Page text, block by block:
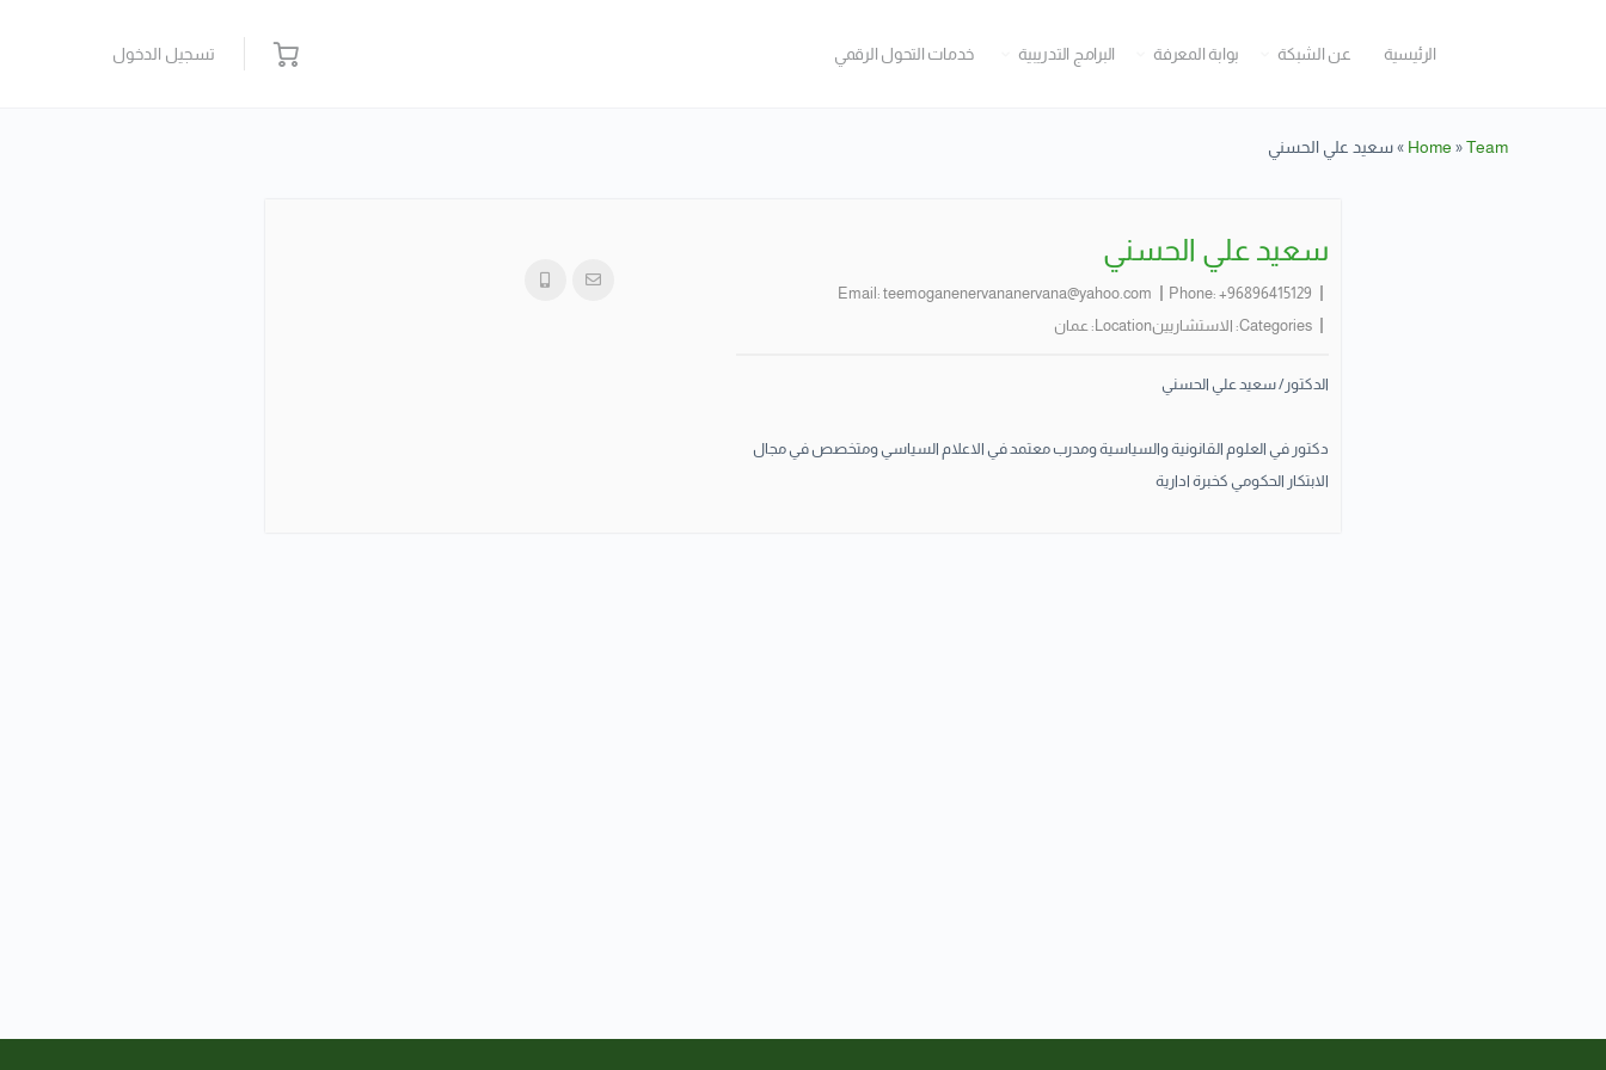
الرئيسية عن الشبكة بوابة المعرفة البرامج التدريبية خدمات التحول الرقمي تسجيل الدخول
Home »Team
»سعيد علي الحسني
سعيد علي الحسني
Phone: +96896415129
Email: teemoganenervananervana@yahoo.com
Categories: الاستشاريينLocation: عمان
الدكتور/ سعيد علي الحسني
دكتور في العلوم القانونية والسياسية ومدرب معتمد في الاعلام السياسي ومتخصص في مجال
الابتكار الحكومي كخبرة ادارية